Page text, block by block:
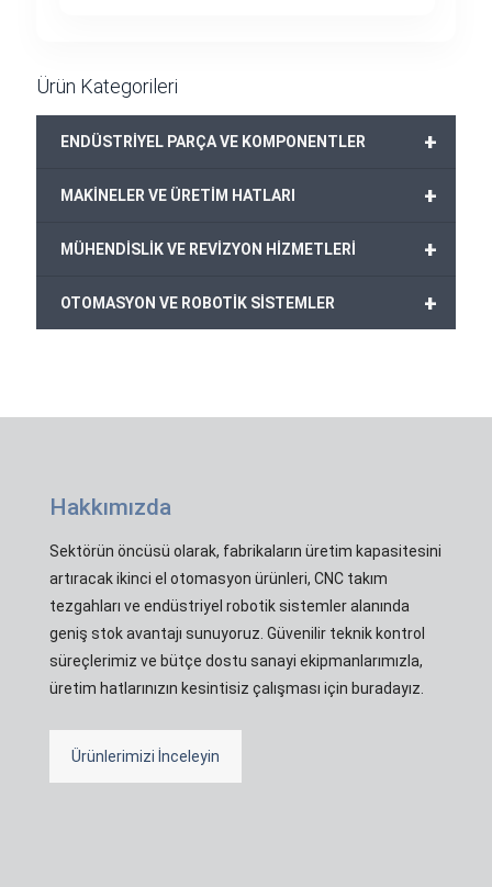
Ürün Kategorileri
+
ENDÜSTRİYEL PARÇA VE KOMPONENTLER
+
MAKİNELER VE ÜRETİM HATLARI
+
MÜHENDİSLİK VE REVİZYON HİZMETLERİ
+
OTOMASYON VE ROBOTİK SİSTEMLER
Hakkımızda
Sektörün öncüsü olarak, fabrikaların üretim kapasitesini
artıracak ikinci el otomasyon ürünleri, CNC takım
tezgahları ve endüstriyel robotik sistemler alanında
geniş stok avantajı sunuyoruz. Güvenilir teknik kontrol
süreçlerimiz ve bütçe dostu sanayi ekipmanlarımızla,
üretim hatlarınızın kesintisiz çalışması için buradayız.
Ürünlerimizi İnceleyin